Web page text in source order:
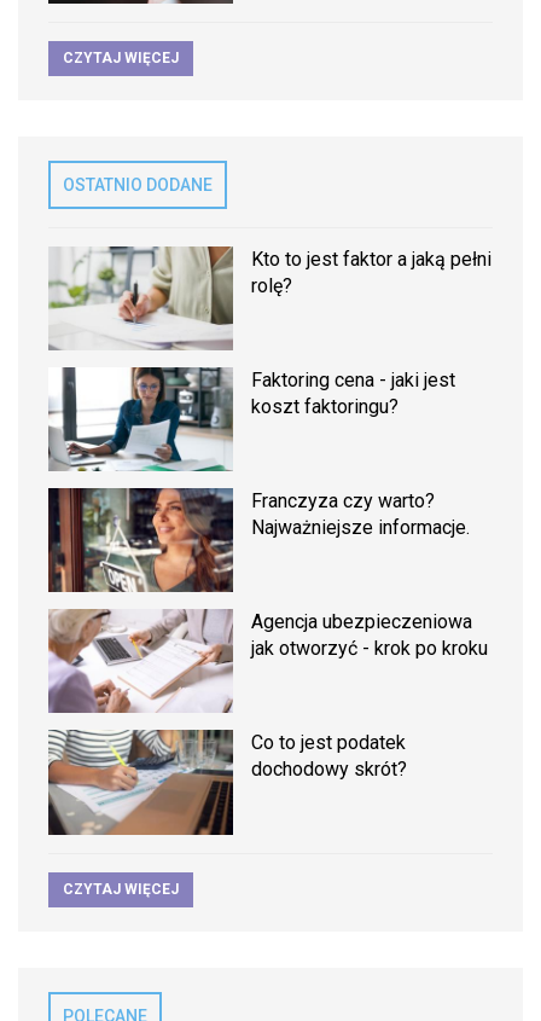
CZYTAJ WIĘCEJ
OSTATNIO DODANE
Kto to jest faktor a jaką pełni
rolę?
Faktoring cena - jaki jest
koszt faktoringu?
Franczyza czy warto?
Najważniejsze informacje.
Agencja ubezpieczeniowa
jak otworzyć - krok po kroku
Co to jest podatek
dochodowy skrót?
CZYTAJ WIĘCEJ
POLECANE